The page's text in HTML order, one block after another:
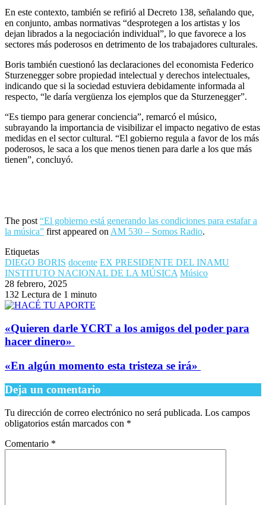
En este contexto, también se refirió al Decreto 138, señalando que,
en conjunto, ambas normativas “desprotegen a los artistas y los
dejan librados a la negociación individual”, lo que favorece a los
sectores más poderosos en detrimento de los trabajadores culturales.
Boris también cuestionó las declaraciones del economista Federico
Sturzenegger sobre propiedad intelectual y derechos intelectuales,
indicando que si la sociedad estuviera debidamente informada al
respecto, “le daría vergüenza los ejemplos que da Sturzenegger”.
“Es tiempo para generar conciencia”, remarcó el músico,
subrayando la importancia de visibilizar el impacto negativo de estas
medidas en el sector cultural. “El gobierno regula a favor de los más
poderosos, le saca a los que menos tienen para darle a los que más
tienen”, concluyó.
The post “El gobierno está generando las condiciones para estafar a
la música” first appeared on AM 530 – Somos Radio.
Etiquetas
DIEGO BORIS docente EX PRESIDENTE DEL INAMU
INSTITUTO NACIONAL DE LA MÚSICA Músico
28 febrero, 2025
132 Lectura de 1 minuto
​«Quieren darle YCRT a los amigos del poder para
hacer dinero»
​«En algún momento esta tristeza se irá»
Deja un comentario
Tu dirección de correo electrónico no será publicada. Los campos
obligatorios están marcados con *
Comentario *